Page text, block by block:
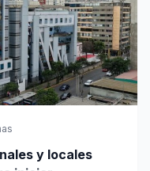
y locales